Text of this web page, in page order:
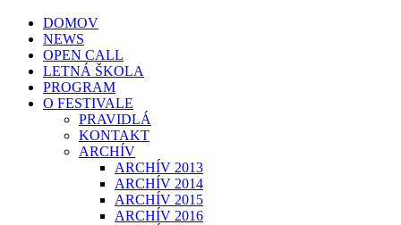
DOMOV
NEWS
OPEN CALL
LETNÁ ŠKOLA
PROGRAM
O FESTIVALE
PRAVIDLÁ
KONTAKT
ARCHÍV
ARCHÍV 2013
ARCHÍV 2014
ARCHÍV 2015
ARCHÍV 2016